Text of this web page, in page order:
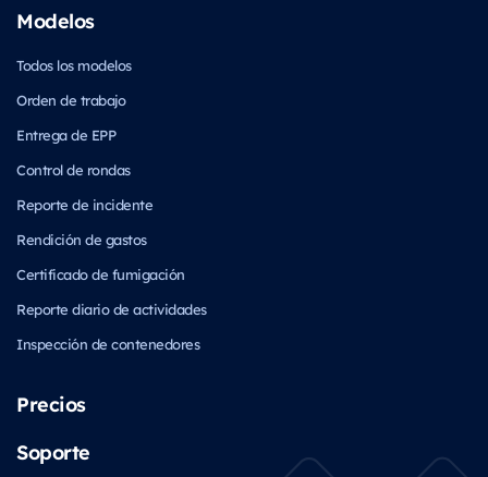
Modelos
Todos los modelos
Orden de trabajo
Entrega de EPP
Control de rondas
Reporte de incidente
Rendición de gastos
Certificado de fumigación
Reporte diario de actividades
Inspección de contenedores
Precios
Soporte